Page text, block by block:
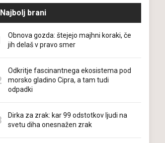
Najbolj brani
Obnova gozda: štejejo majhni koraki, če
jih delaš v pravo smer
Odkritje fascinantnega ekosistema pod
morsko gladino Cipra, a tam tudi
odpadki
Dirka za zrak: kar 99 odstotkov ljudi na
svetu diha onesnažen zrak